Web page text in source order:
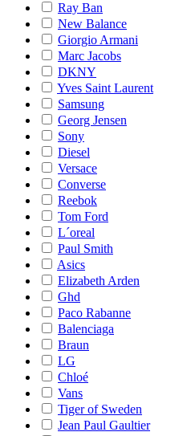
Ray Ban
New Balance
Giorgio Armani
Marc Jacobs
DKNY
Yves Saint Laurent
Samsung
Georg Jensen
Sony
Diesel
Versace
Converse
Reebok
Tom Ford
L´oreal
Paul Smith
Asics
Elizabeth Arden
Ghd
Paco Rabanne
Balenciaga
Braun
LG
Chloé
Vans
Tiger of Sweden
Jean Paul Gaultier